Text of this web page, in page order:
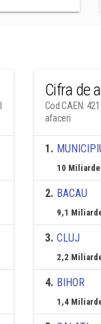
Cifra de
Cod CAEN:
afaceri
1.
10
2. BACAU
9,1
3. CLUJ
2,2
4. BIHOR
1,4